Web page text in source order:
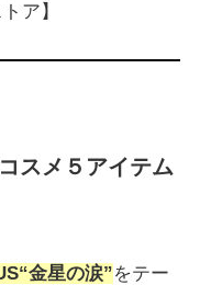
ア】
スメ５アイテム
金星の涙”をテー